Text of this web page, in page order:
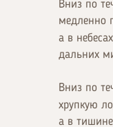
Вниз по
медленно
а в
дальних
Вниз по
хрупкую
а в